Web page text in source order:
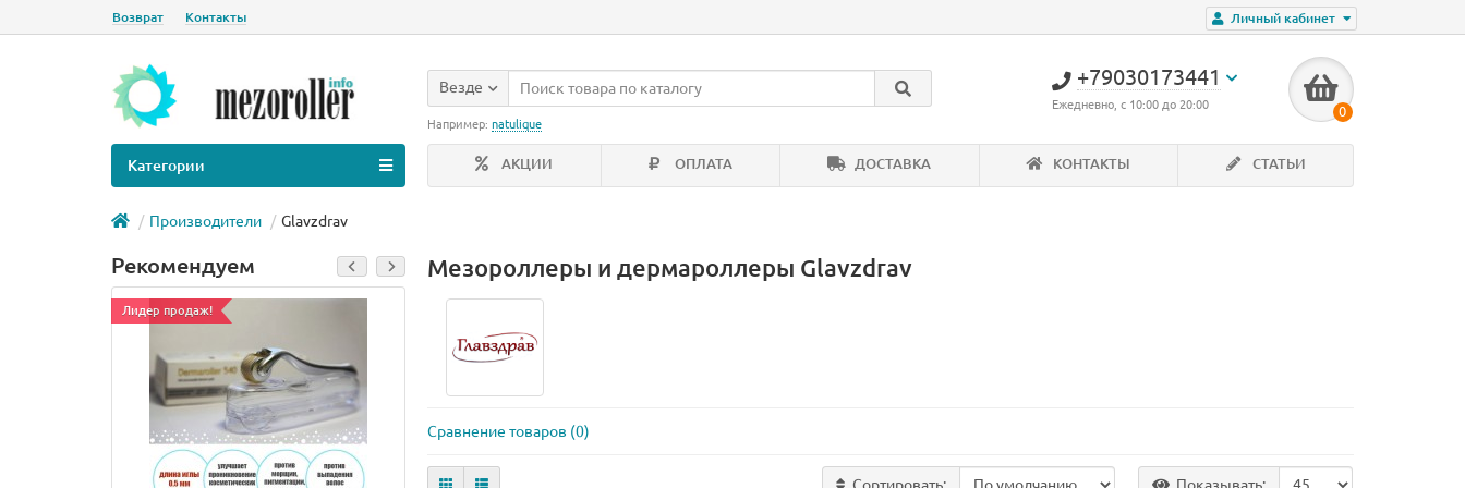
Личный кабинет
Возврат Контакты
+79030173441
Ежедневно, с 10:00 до 20:00 0
Везде
Например: natulique
АКЦИИ ОПЛАТА ДОСТАВКА КОНТАКТЫ СТАТЬИ
Категории
Производители Glavzdrav
Рекомендуем
Лидер продаж!
Мезороллеры и дермароллеры Glavzdrav
Сравнение товаров (0)